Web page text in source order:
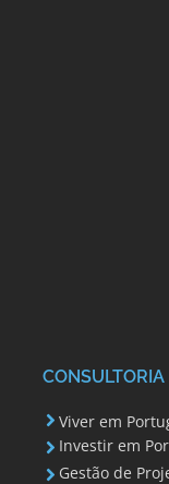
CONSULTORIA
Viver em
Investir em
Gestão de